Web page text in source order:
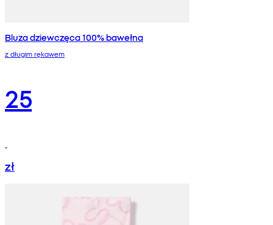
Bluza dziewczęca 100% bawełna
z długim rękawem
25
zł